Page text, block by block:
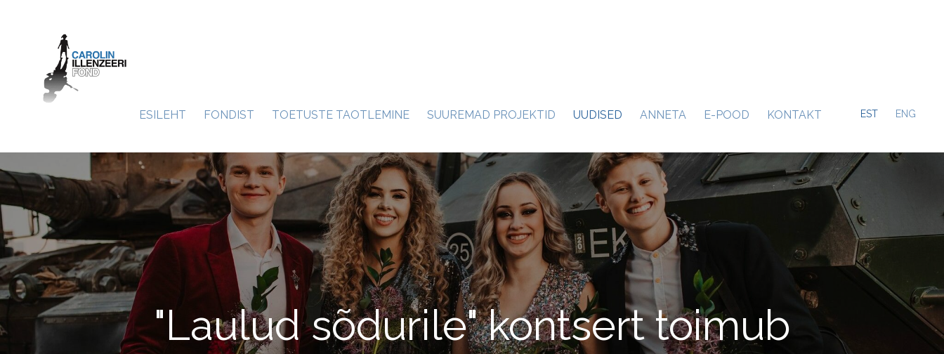
ESILEHT FONDIST TOETUSTE TAOTLEMINE SUUREMAD PROJEKTID UUDISED ANNETA E-POOD KONTAKT EST ENG
"Laulud sõdurile" kontsert toimub